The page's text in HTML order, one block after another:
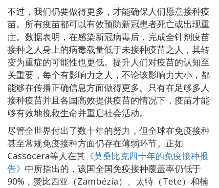
不过，我们仍要做得更多，才能确保人们愿意接种疫
苗。所有疫苗都可以有效预防新冠患者死亡或出现重
症。数据表明，在感染新冠病毒后，完成全针剂疫苗
接种之人身上的病毒载量低于未接种疫苗之人，其转
变为重症的可能性也更低。提升人们对疫苗的认知至
关重要，每个有影响力之人，不论该影响力大小，都
能够在传播正确信息方面做得更多。只有在足够多人
接种疫苗并且各国高效提供疫苗的情况下，疫苗才能
够有效地挽救生命并重启社会活动。
尽管全世界付出了数十年的努力，但全球在免疫接种
甚至常规免疫接种方面仍存在薄弱环节。正如
Cassocera等人在其 《莫桑比克四十年的免疫接种报
告》 中所指出的，该国全国免疫接种覆盖率仍低于
90%，赞比西亚（Zambézia）、太特（Tete）和楠